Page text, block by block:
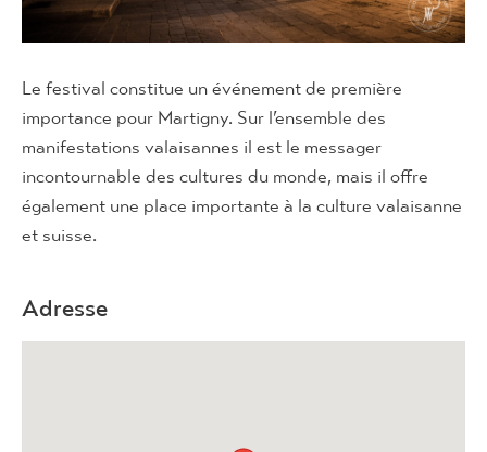
Le festival constitue un événement de première
importance pour Martigny. Sur l’ensemble des
manifestations valaisannes il est le messager
incontournable des cultures du monde, mais il offre
également une place importante à la culture valaisanne
et suisse.
Adresse